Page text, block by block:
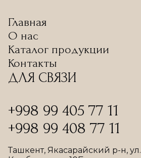
Главная
О нас
Каталог продукции
Контакты
ДЛЯ СВЯЗИ
+998 99 405 77 11
+998 99 408 77 11
Ташкент, Якасарайский р-н, ул.